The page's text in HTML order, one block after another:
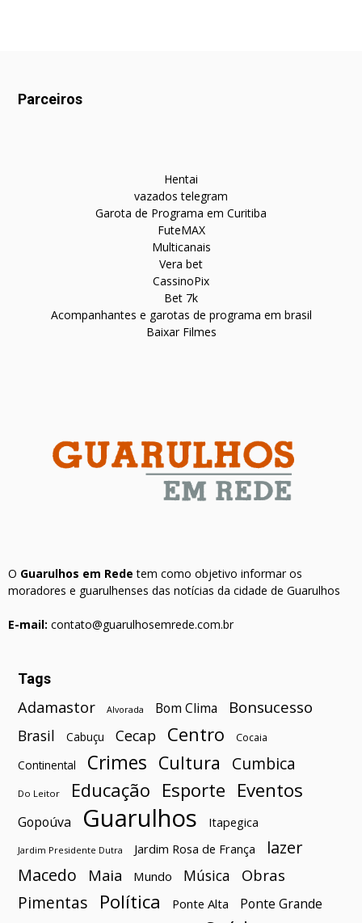
Parceiros
Hentai
vazados telegram
Garota de Programa em Curitiba
FuteMAX
Multicanais
Vera bet
CassinoPix
Bet 7k
Acompanhantes e garotas de programa em brasil
Baixar Filmes
O Guarulhos em Rede tem como objetivo informar os
moradores e guarulhenses das notícias da cidade de Guarulhos
E-mail: contato@guarulhosemrede.com.br
Tags
Adamastor Alvorada Bom Clima Bonsucesso
Brasil Cabuçu Cecap Centro Cocaia
Continental Crimes Cultura Cumbica
Do Leitor Educação Esporte Eventos
Gopoúva Guarulhos Itapegica
Jardim Presidente Dutra Jardim Rosa de França
lazer
Macedo
Maia Mundo Música Obras
Pimentas Política Ponte Alta Ponte Grande